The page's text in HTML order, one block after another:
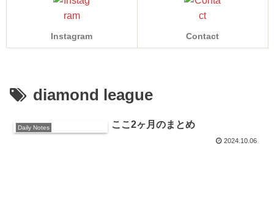
Instagram Contact
diamond league
Daily Notes ここ2ヶ月のまとめ
2024.10.06